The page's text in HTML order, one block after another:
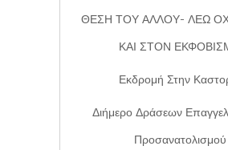
ΘΕΣΗ ΤΟΥ ΑΛΛΟΥ- ΛΕΩ
ΚΑΙ ΣΤΟΝ
Εκδρομή Στην
Διήμερο Δράσεων
Προσανατολισμού